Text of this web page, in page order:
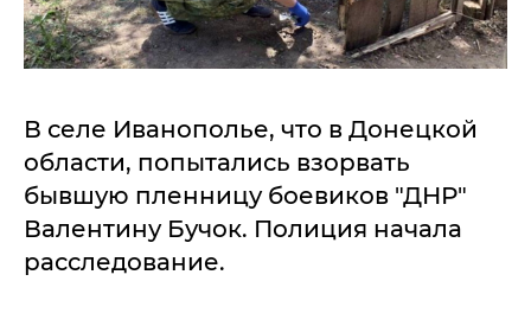
В селе Иванополье, что в Донецкой
области, попытались взорвать
бывшую пленницу боевиков "ДНР"
Валентину Бучок. Полиция начала
расследование.